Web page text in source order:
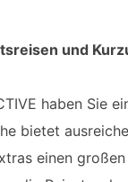
und
haben Sie
bietet
einen